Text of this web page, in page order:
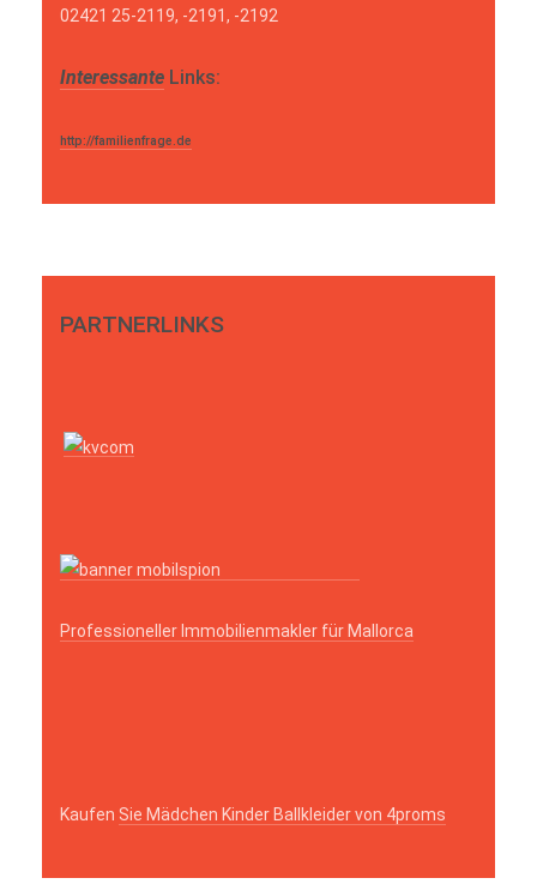
02421 25-2119, -2191, -2192
Interessante Links:
http://familienfrage.de
PARTNERLINKS
Professioneller Immobilienmakler für Mallorca
Kaufen Sie Mädchen Kinder Ballkleider von 4proms